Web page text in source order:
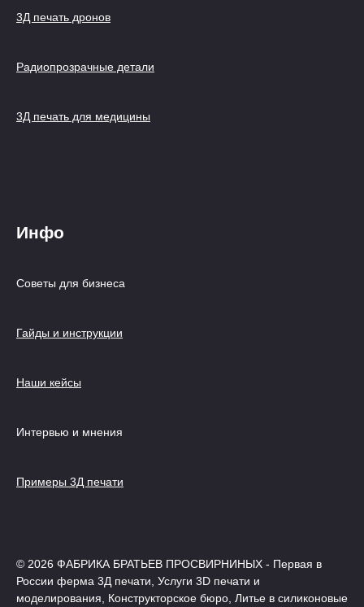
3Д печать дронов
Радиопрозрачные детали
3Д печать для медицины
Инфо
Советы для бизнеса
Гайды и инструкции
Наши кейсы
Интервью и мнения
Примеры 3Д печати
© 2026 ФАБРИКА БРАТЬЕВ ПРОСВИРНИНЫХ - Первая в
России ферма 3Д печати, Услуги 3D печати и
моделирования, Конструкторское бюро, Литье в силиконовые